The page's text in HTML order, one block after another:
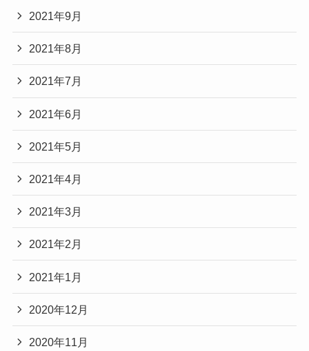
2021年9月
2021年8月
2021年7月
2021年6月
2021年5月
2021年4月
2021年3月
2021年2月
2021年1月
2020年12月
2020年11月